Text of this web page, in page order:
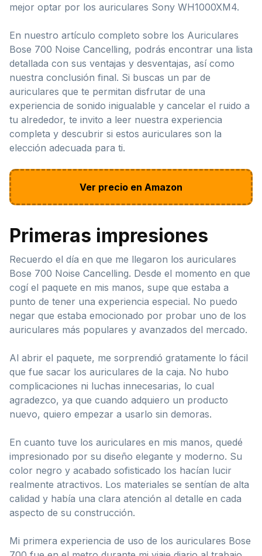
mejor optar por los auriculares Sony WH1000XM4.
En nuestro artículo completo sobre los Auriculares
Bose 700 Noise Cancelling, podrás encontrar una lista
detallada con sus ventajas y desventajas, así como
nuestra conclusión final. Si buscas un par de
auriculares que te permitan disfrutar de una
experiencia de sonido inigualable y cancelar el ruido a
tu alrededor, te invito a leer nuestra experiencia
completa y descubrir si estos auriculares son la
elección adecuada para ti.
Ver precio en Amazon
Primeras impresiones
Recuerdo el día en que me llegaron los auriculares
Bose 700 Noise Cancelling. Desde el momento en que
cogí el paquete en mis manos, supe que estaba a
punto de tener una experiencia especial. No puedo
negar que estaba emocionado por probar uno de los
auriculares más populares y avanzados del mercado.
Al abrir el paquete, me sorprendió gratamente lo fácil
que fue sacar los auriculares de la caja. No hubo
complicaciones ni luchas innecesarias, lo cual
agradezco, ya que cuando adquiero un producto
nuevo, quiero empezar a usarlo sin demoras.
En cuanto tuve los auriculares en mis manos, quedé
impresionado por su diseño elegante y moderno. Su
color negro y acabado sofisticado los hacían lucir
realmente atractivos. Los materiales se sentían de alta
calidad y había una clara atención al detalle en cada
aspecto de su construcción.
Mi primera experiencia de uso de los auriculares Bose